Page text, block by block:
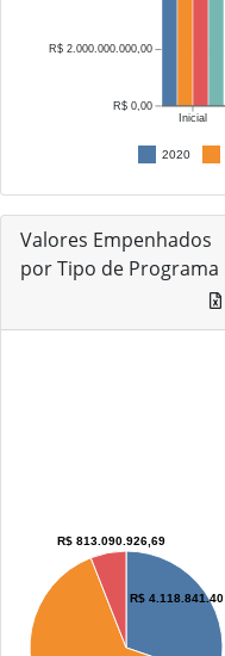
R$ 0,00
R$ 2.000.000.000,00
Inicial
2020
Valores Empenhados
por Tipo de Programa
R$
R$ 813.090.926,69